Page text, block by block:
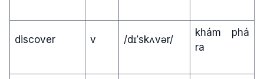
discover v /dɪˈskʌvər/
khám phá
ra